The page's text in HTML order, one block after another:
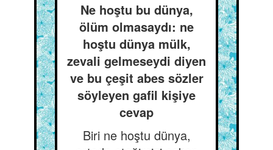
Ne hoştu bu dünya,
ölüm olmasaydı: ne
hoştu dünya mülk,
zevali gelmeseydi diyen
ve bu çeşit abes sözler
söyleyen gafil kişiye
cevap
Biri ne hoştu dünya,